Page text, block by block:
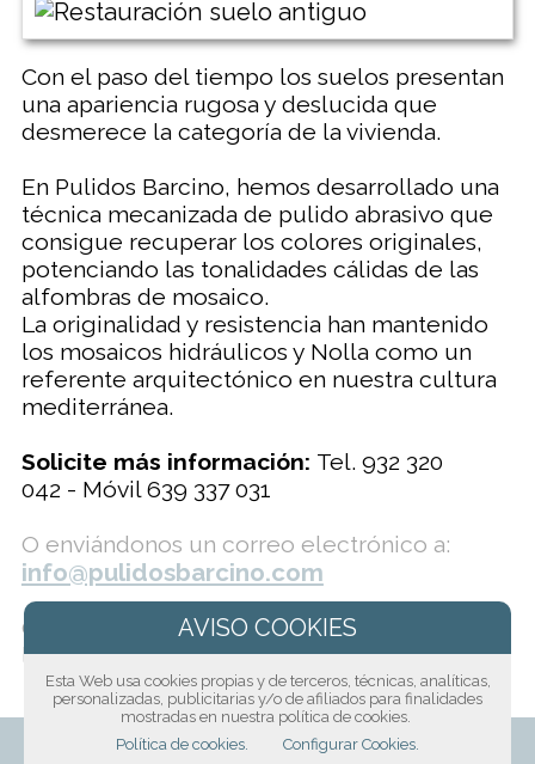
Con el paso del tiempo los suelos presentan
una apariencia rugosa y deslucida que
desmerece la categoría de la vivienda.
En Pulidos Barcino, hemos desarrollado una
técnica mecanizada de pulido abrasivo que
consigue recuperar los colores originales,
potenciando las tonalidades cálidas de las
alfombras de mosaico.
La originalidad y resistencia han mantenido
los mosaicos hidráulicos y Nolla como un
referente arquitectónico en nuestra cultura
mediterránea.
Solicite más información: Tel. 932 320
042 - Móvil 639 337 031
O enviándonos un correo electrónico a:
info@pulidosbarcino.com
O solicita más información haciéndonos
llegar el siguiente formulario:
Esta Web usa cookies propias y de terceros, técnicas, analíticas,
personalizadas, publicitarias y/o de afiliados para finalidades
mostradas en nuestra política de cookies.
Política de cookies.
Configurar Cookies.